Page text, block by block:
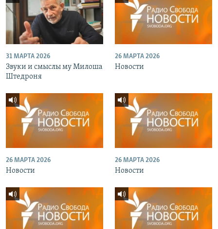
31 МАРТА 2026
Звуки и смыслы му Милоша
Штедроня
26 МАРТА 2026
Новости
26 МАРТА 2026
Новости
26 МАРТА 2026
Новости